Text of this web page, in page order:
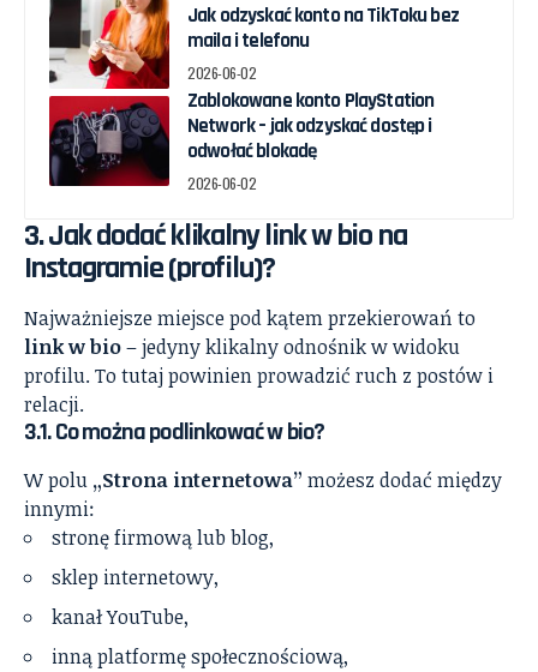
Jak odzyskać konto na TikToku bez
maila i telefonu
2026-06-02
Zablokowane konto PlayStation
Network – jak odzyskać dostęp i
odwołać blokadę
2026-06-02
3. Jak dodać klikalny link w bio na
Instagramie (profilu)?
Najważniejsze miejsce pod kątem przekierowań to
link w bio– jedyny klikalny odnośnik w widoku
profilu. To tutaj powinien prowadzić ruch z postów i
relacji.
3.1. Co można podlinkować w bio?
W polu „Strona internetowa” możesz dodać między
innymi:
stronę firmową lub blog,
sklep internetowy,
kanał YouTube,
inną platformę społecznościową,